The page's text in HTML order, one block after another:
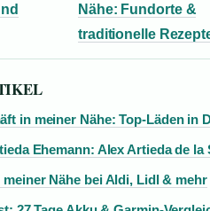
Nähe: Fundorte &
traditionelle
in meiner Nähe: Top-Läden in
Ehemann: Alex Artieda de la
Nähe bei Aldi, Lidl & mehr